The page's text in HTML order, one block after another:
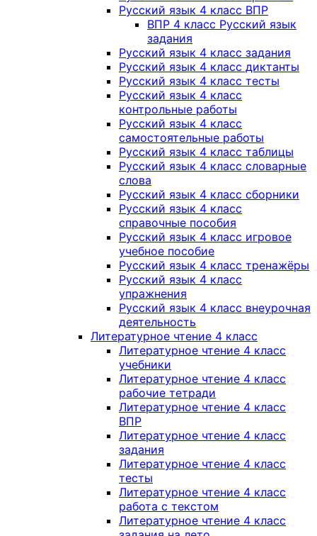
Русский язык 4 класс ВПР
ВПР 4 класс Русский язык
задания
Русский язык 4 класс задания
Русский язык 4 класс диктанты
Русский язык 4 класс тесты
Русский язык 4 класс
контрольные работы
Русский язык 4 класс
самостоятельные работы
Русский язык 4 класс таблицы
Русский язык 4 класс словарные
слова
Русский язык 4 класс сборники
Русский язык 4 класс
справочные пособия
Русский язык 4 класс игровое
учебное пособие
Русский язык 4 класс тренажёры
Русский язык 4 класс
упражнения
Русский язык 4 класс внеурочная
деятельность
Литературное чтение 4 класс
Литературное чтение 4 класс
учебники
Литературное чтение 4 класс
рабочие тетради
Литературное чтение 4 класс
ВПР
Литературное чтение 4 класс
задания
Литературное чтение 4 класс
тесты
Литературное чтение 4 класс
работа с текстом
Литературное чтение 4 класс